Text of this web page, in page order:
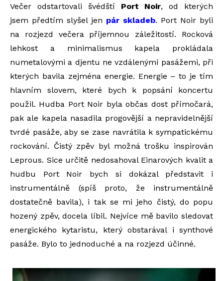
Večer odstartovali švédští Port Noir, od kterých
jsem předtím slyšel jen pár skladeb. Port Noir byli
na rozjezd večera příjemnou záležitostí. Rocková
lehkost a minimalismus kapela prokládala
numetalovými a djentu ne vzdálenými pasážemi, při
kterých bavila zejména energie. Energie – to je tím
hlavním slovem, které bych k popsání koncertu
použil. Hudba Port Noir byla občas dost přímočará,
pak ale kapela nasadila progovější a nepravidelnější
tvrdé pasáže, aby se zase navrátila k sympatickému
rockování. Čistý zpěv byl možná trošku inspirován
Leprous. Sice určitě nedosahoval Einarových kvalit a
hudbu Port Noir bych si dokázal představit i
instrumentálně (spíš proto, že instrumentálně
dostatečně bavila), i tak se mi jeho čistý, do popu
hozený zpěv, docela líbil. Nejvíce mě bavilo sledovat
energického kytaristu, který obstarával i synthové
pasáže. Bylo to jednoduché a na rozjezd účinné.